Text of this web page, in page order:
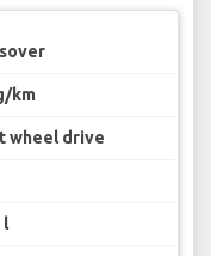
km
wheel drive
l